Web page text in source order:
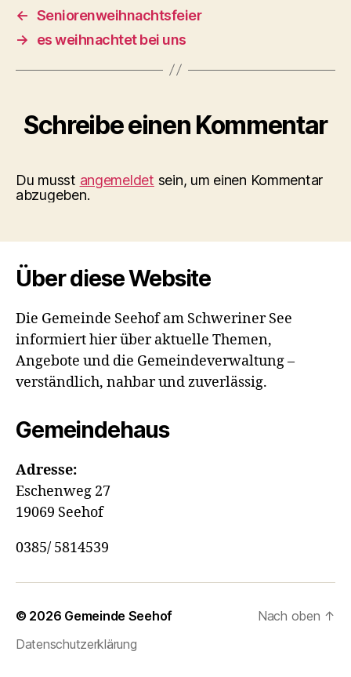
← Seniorenweihnachtsfeier
→
es weihnachtet bei uns
Schreibe einen Kommentar
Du musst angemeldet sein, um einen Kommentar
abzugeben.
Über diese Website
Die Gemeinde Seehof am Schweriner See
informiert hier über aktuelle Themen,
Angebote und die Gemeindeverwaltung –
verständlich, nahbar und zuverlässig.
Gemeindehaus
Adresse:
Eschenweg 27
19069 Seehof
0385/ 5814539
© 2026 Gemeinde Seehof
Datenschutzerklärung
Nach oben ↑